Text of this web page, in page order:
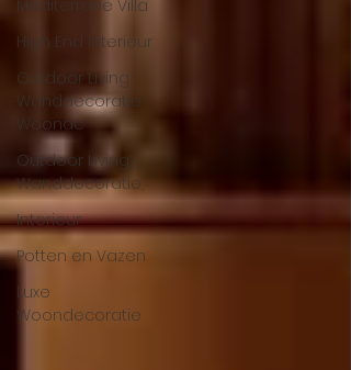
Mediterrane Villa
High End Interieur
Outdoor Living
Wanddecoratie
Woonac
Outdoor Living,
Wanddecoratie,
Interieur
Potten en Vazen
Luxe
Woondecoratie